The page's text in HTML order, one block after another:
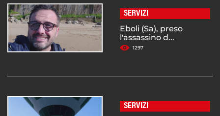
SERVIZI
Eboli (Sa), preso
l'assassino d...
1297
SERVIZI